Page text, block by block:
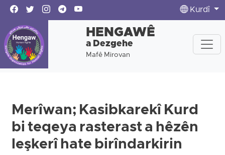
Kurdî
HENGAWÊ
a Dezgehe
Mafê Mirovan
Merîwan; Kasibkarekî Kurd
bi teqeya rasterast a hêzên
leşkerî hate birîndarkirin